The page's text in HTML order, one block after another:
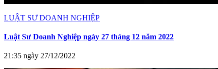
LUẬT SƯ DOANH NGHIỆP
Luật Sư Doanh Nghiệp ngày 27 tháng 12 năm 2022
21:35 ngày 27/12/2022